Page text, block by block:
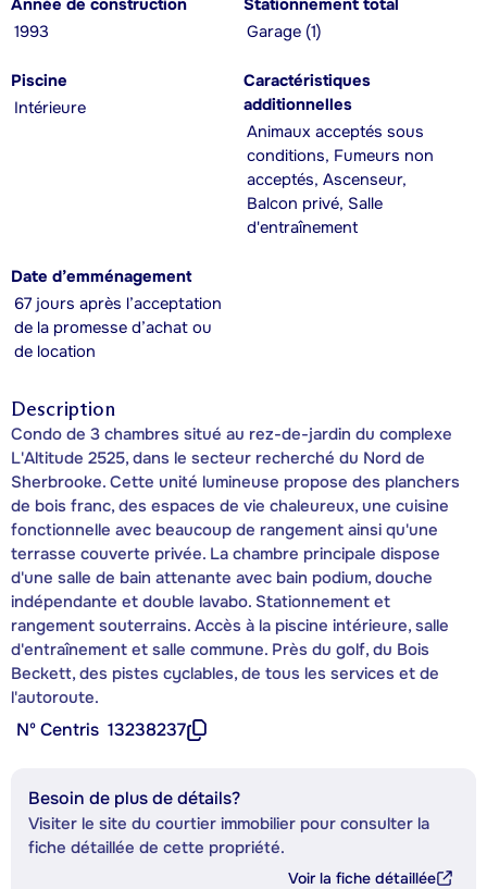
Année de construction
1993
Stationnement total
Garage (1)
Piscine
Intérieure
Caractéristiques
additionnelles
Animaux acceptés sous
conditions, Fumeurs non
acceptés, Ascenseur,
Balcon privé, Salle
d'entraînement
Date d’emménagement
67 jours après l’acceptation
de la promesse d’achat ou
de location
Description
Condo de 3 chambres situé au rez-de-jardin du complexe
L'Altitude 2525, dans le secteur recherché du Nord de
Sherbrooke. Cette unité lumineuse propose des planchers
de bois franc, des espaces de vie chaleureux, une cuisine
fonctionnelle avec beaucoup de rangement ainsi qu'une
terrasse couverte privée. La chambre principale dispose
d'une salle de bain attenante avec bain podium, douche
indépendante et double lavabo. Stationnement et
rangement souterrains. Accès à la piscine intérieure, salle
d'entraînement et salle commune. Près du golf, du Bois
Beckett, des pistes cyclables, de tous les services et de
l'autoroute.
Nº Centris 13238237
Besoin de plus de détails?
Visiter le site du courtier immobilier pour consulter la
fiche détaillée de cette propriété.
Voir la fiche détaillée